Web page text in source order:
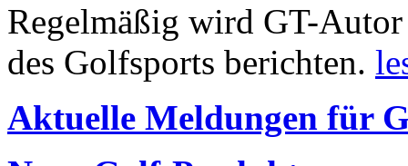
Regelmäßig wird GT-
des Golfsports berichten.
Aktuelle Meldungen für